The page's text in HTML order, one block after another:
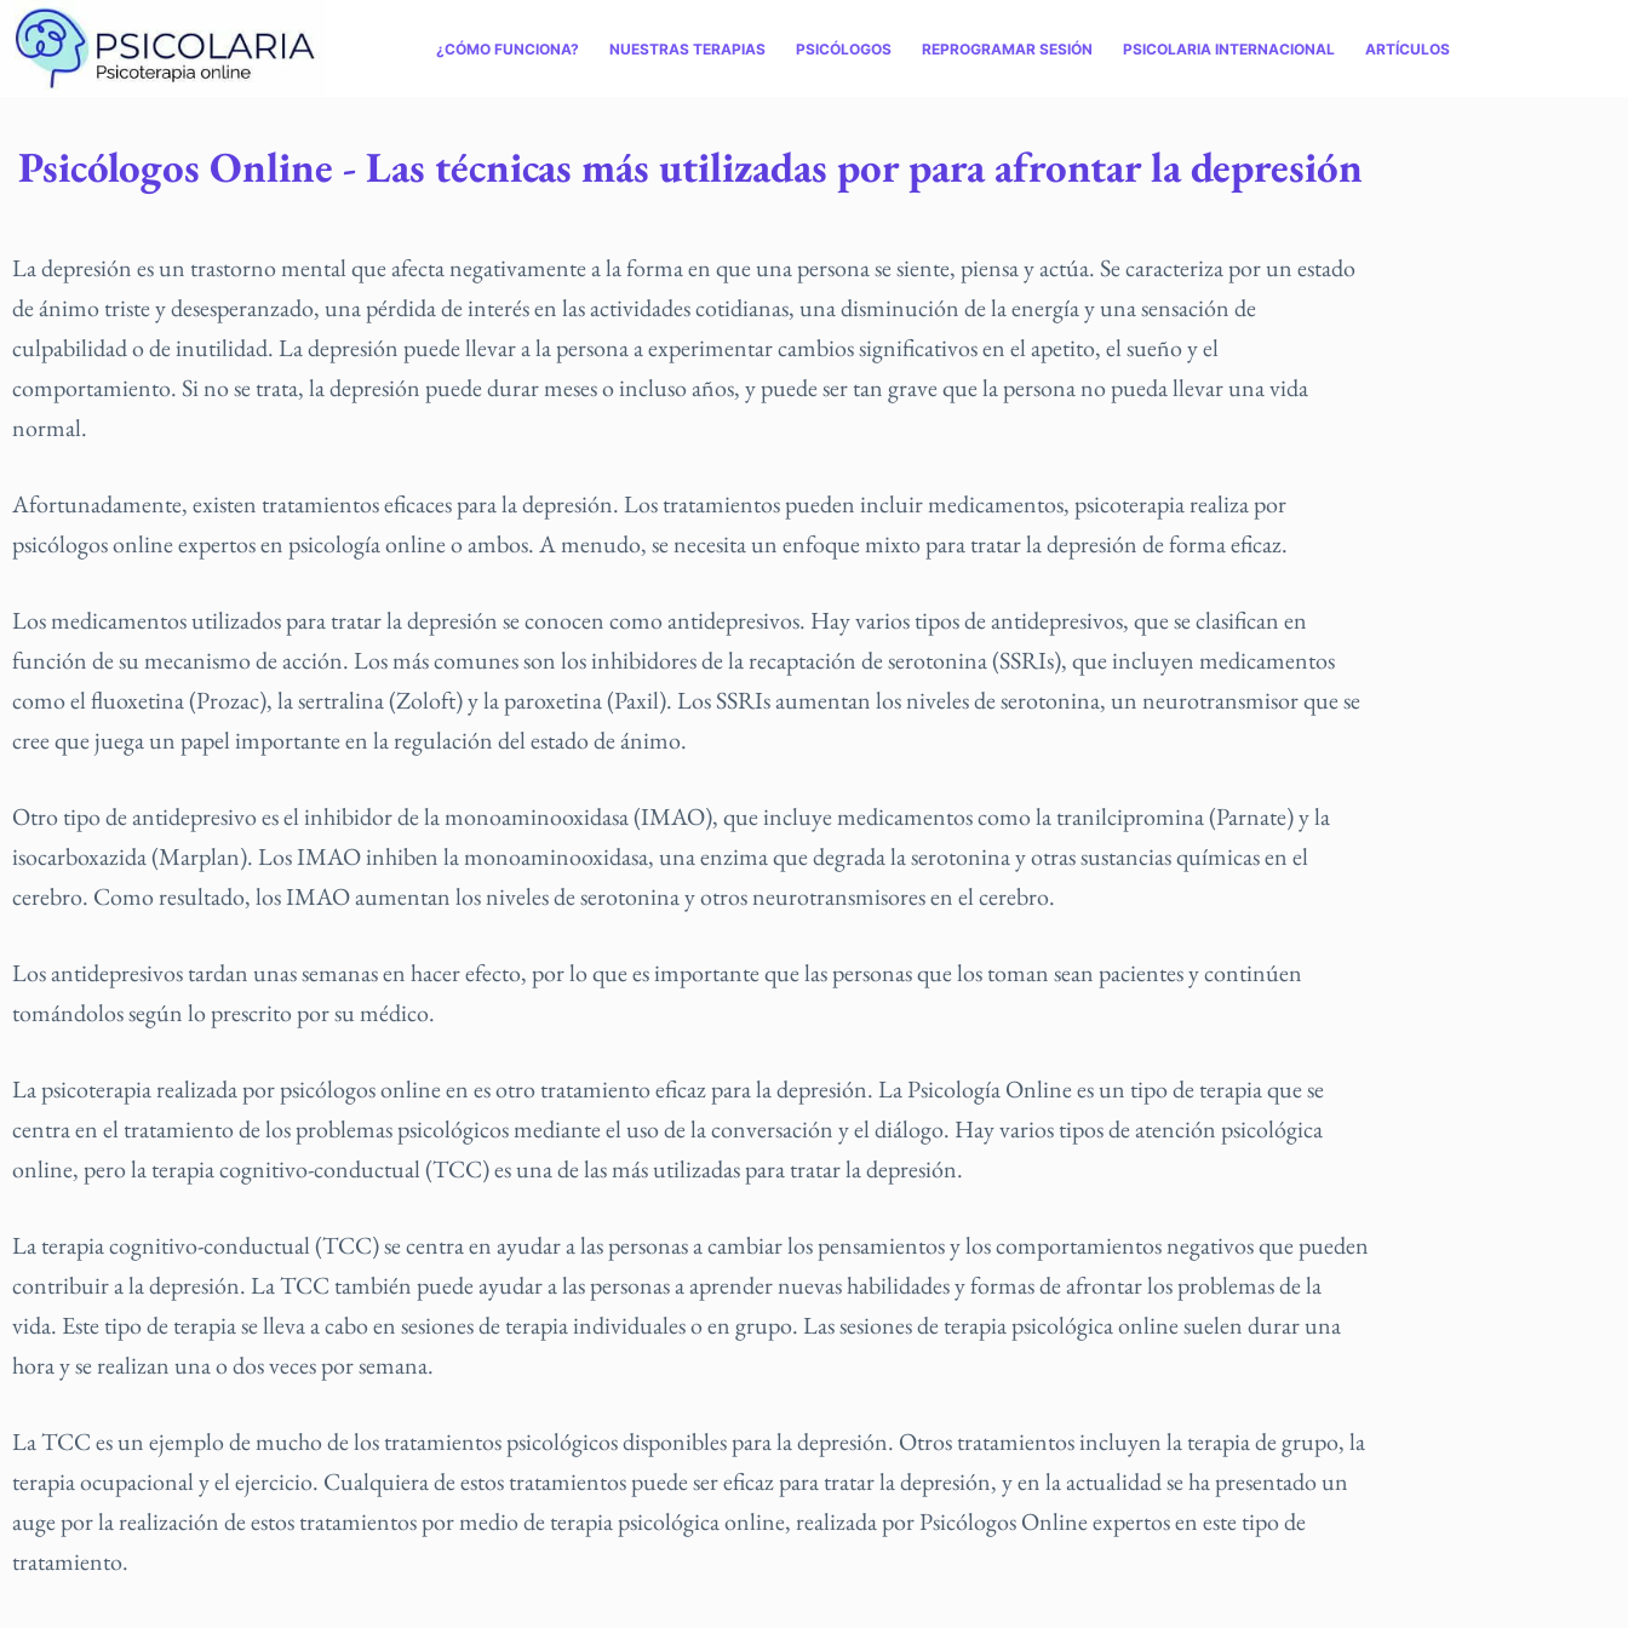
¿CÓMO FUNCIONA? NUESTRAS TERAPIAS PSICÓLOGOS REPROGRAMAR SESIÓN PSICOLARIA INTERNACIONAL ARTÍCULOS
Psicólogos Online - Las técnicas más utilizadas por para afrontar la depresión
La depresión es un trastorno mental que afecta negativamente a la forma en que una persona se siente, piensa y actúa. Se caracteriza por un estado
de ánimo triste y desesperanzado, una pérdida de interés en las actividades cotidianas, una disminución de la energía y una sensación de
culpabilidad o de inutilidad. La depresión puede llevar a la persona a experimentar cambios significativos en el apetito, el sueño y el
comportamiento. Si no se trata, la depresión puede durar meses o incluso años, y puede ser tan grave que la persona no pueda llevar una vida
normal.
Afortunadamente, existen tratamientos eficaces para la depresión. Los tratamientos pueden incluir medicamentos, psicoterapia realiza por
psicólogos online expertos en psicología online o ambos. A menudo, se necesita un enfoque mixto para tratar la depresión de forma eficaz.
Los medicamentos utilizados para tratar la depresión se conocen como antidepresivos. Hay varios tipos de antidepresivos, que se clasifican en
función de su mecanismo de acción. Los más comunes son los inhibidores de la recaptación de serotonina (SSRIs), que incluyen medicamentos
como el fluoxetina (Prozac), la sertralina (Zoloft) y la paroxetina (Paxil). Los SSRIs aumentan los niveles de serotonina, un neurotransmisor que se
cree que juega un papel importante en la regulación del estado de ánimo.
Otro tipo de antidepresivo es el inhibidor de la monoaminooxidasa (IMAO), que incluye medicamentos como la tranilcipromina (Parnate) y la
isocarboxazida (Marplan). Los IMAO inhiben la monoaminooxidasa, una enzima que degrada la serotonina y otras sustancias químicas en el
cerebro. Como resultado, los IMAO aumentan los niveles de serotonina y otros neurotransmisores en el cerebro.
Los antidepresivos tardan unas semanas en hacer efecto, por lo que es importante que las personas que los toman sean pacientes y continúen
tomándolos según lo prescrito por su médico.
La psicoterapia realizada por psicólogos online en es otro tratamiento eficaz para la depresión. La Psicología Online es un tipo de terapia que se
centra en el tratamiento de los problemas psicológicos mediante el uso de la conversación y el diálogo. Hay varios tipos de atención psicológica
online, pero la terapia cognitivo-conductual (TCC) es una de las más utilizadas para tratar la depresión.
La terapia cognitivo-conductual (TCC) se centra en ayudar a las personas a cambiar los pensamientos y los comportamientos negativos que pueden
contribuir a la depresión. La TCC también puede ayudar a las personas a aprender nuevas habilidades y formas de afrontar los problemas de la
vida. Este tipo de terapia se lleva a cabo en sesiones de terapia individuales o en grupo. Las sesiones de terapia psicológica online suelen durar una
hora y se realizan una o dos veces por semana.
La TCC es un ejemplo de mucho de los tratamientos psicológicos disponibles para la depresión. Otros tratamientos incluyen la terapia de grupo, la
terapia ocupacional y el ejercicio. Cualquiera de estos tratamientos puede ser eficaz para tratar la depresión, y en la actualidad se ha presentado un
auge por la realización de estos tratamientos por medio de terapia psicológica online, realizada por Psicólogos Online expertos en este tipo de
tratamiento.